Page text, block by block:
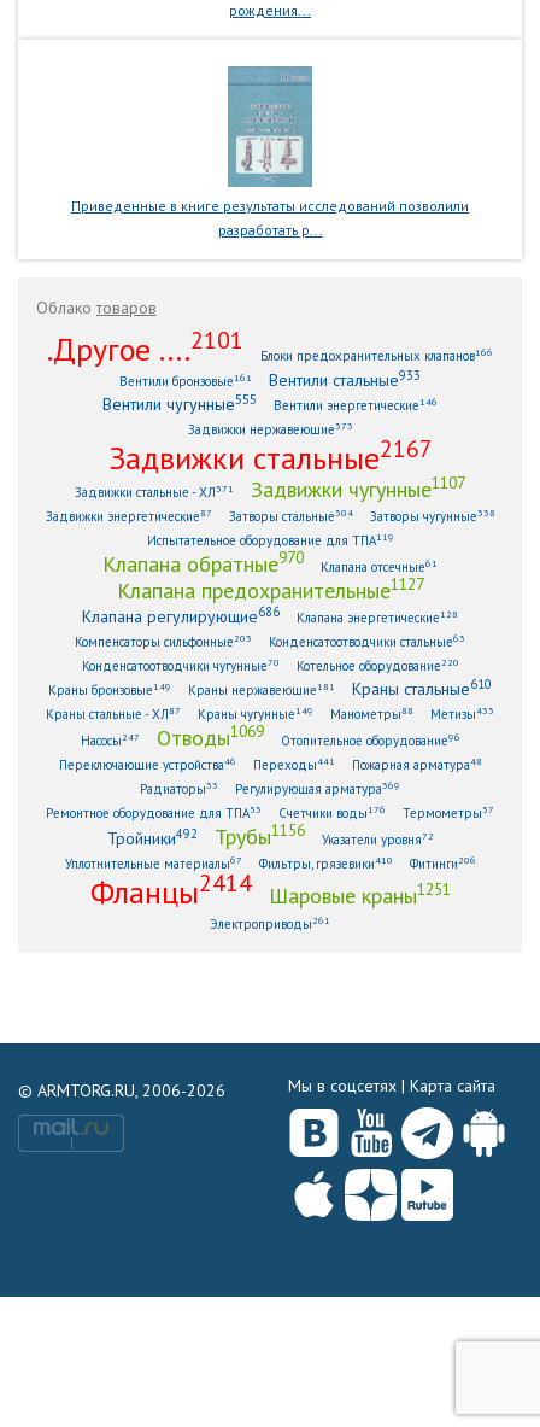
рождения...
Приведенные в книге результаты исследований позволили
разработать р...
Облакотоваров
.Другое ....2101
Блоки предохранительных клапанов166
Вентили бронзовые161 Вентили стальные933
Вентили чугунные555 Вентили энергетические146
Задвижки нержавеющие373
Задвижки стальные2167
Задвижки стальные - ХЛ371 Задвижки чугунные1107
Задвижки энергетические87 Затворы стальные304 Затворы чугунные338
Испытательное оборудование для ТПА119
Клапана обратные970 Клапана отсечные61
Клапана предохранительные1127
Клапана регулирующие686 Клапана энергетические128
Компенсаторы сильфонные 203 Конденсатоотводчики стальные63
Конденсатоотводчики чугунные70 Котельное оборудование 220
Краны бронзовые149 Краны нержавеющие181 Краны стальные610
Краны стальные - ХЛ87 Краны чугунные149 Манометры88 Метизы433
Насосы 247 Отводы1069 Отопительное оборудование96
Переключающие устройства46 Переходы441 Пожарная арматура48
Радиаторы33 Регулирующая арматура369
Ремонтное оборудование для ТПА53 Счетчики воды176 Термометры 57
Тройники492 Трубы1156 Указатели уровня72
Уплотнительные материалы67 Фильтры, грязевики410 Фитинги 206
Фланцы2414 Шаровые краны1251
Электроприводы 261
© ARMTORG.RU, 2006-2026 Мы в соцсетях | Карта сайта